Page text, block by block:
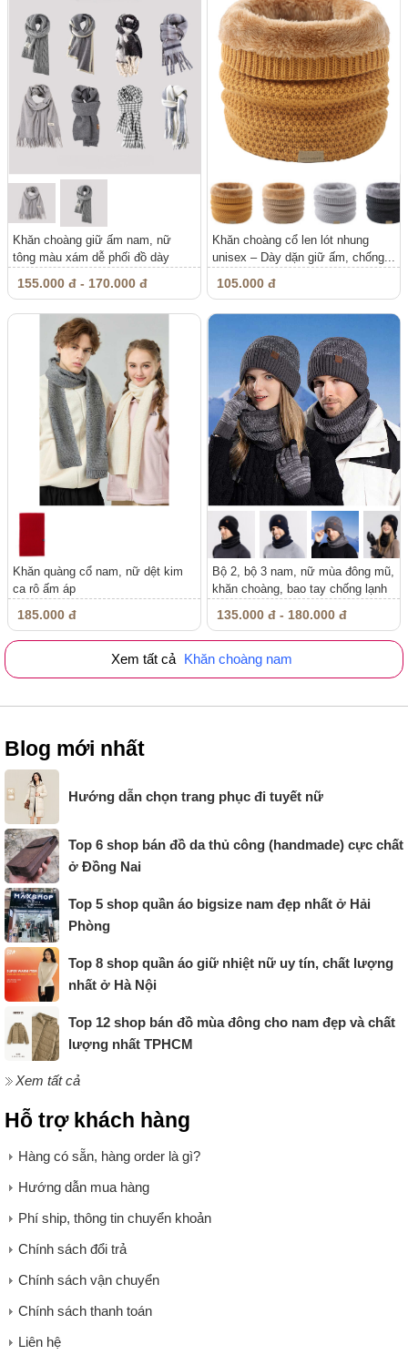
Khăn choàng giữ ấm nam, nữ
tông màu xám dễ phối đồ dày
155.000 đ - 170.000 đ
Khăn choàng cổ len lót nhung
unisex – Dày dặn giữ ấm, chống...
105.000 đ
Khăn quàng cổ nam, nữ dệt kim
ca rô ấm áp
185.000 đ
Bộ 2, bộ 3 nam, nữ mùa đông mũ,
khăn choàng, bao tay chống lạnh
135.000 đ - 180.000 đ
Xem tất cả Khăn choàng nam
Blog mới nhất
Hướng dẫn chọn trang phục đi tuyết nữ
Top 6 shop bán đồ da thủ công (handmade) cực chất
ở Đồng Nai
Top 5 shop quần áo bigsize nam đẹp nhất ở Hải
Phòng
Top 8 shop quần áo giữ nhiệt nữ uy tín, chất lượng
nhất ở Hà Nội
Top 12 shop bán đồ mùa đông cho nam đẹp và chất
lượng nhất TPHCM
Xem tất cả
Hỗ trợ khách hàng
Hàng có sẵn, hàng order là gì?
Hướng dẫn mua hàng
Phí ship, thông tin chuyển khoản
Chính sách đổi trả
Chính sách vận chuyển
Chính sách thanh toán
Liên hệ